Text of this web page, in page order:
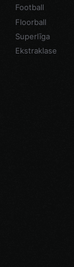
Football
Floorball
Superlīga
Ekstraklase